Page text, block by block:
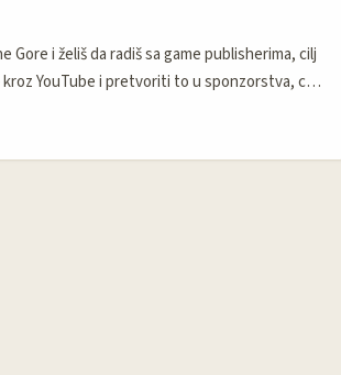
i želiš da radiš sa game publisherima, cilj
YouTube i pretvoriti to u sponzorstva, co-
ima ~2.700.000.000 aktivnih korisnika, što
...